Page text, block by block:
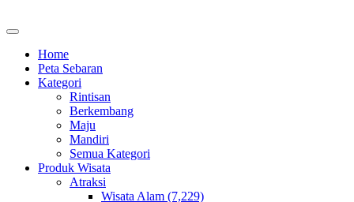
Home
Peta Sebaran
Kategori
Rintisan
Berkembang
Maju
Mandiri
Semua Kategori
Produk Wisata
Atraksi
Wisata Alam (7,229)